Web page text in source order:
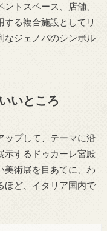
トスペース、店舗、
る複合施設としてリ
なジェノバのシンボル
いところ
ップして、テーマに沿
示するドゥカーレ宮殿
美術展を目あてに、わ
ほど、イタリア国内で